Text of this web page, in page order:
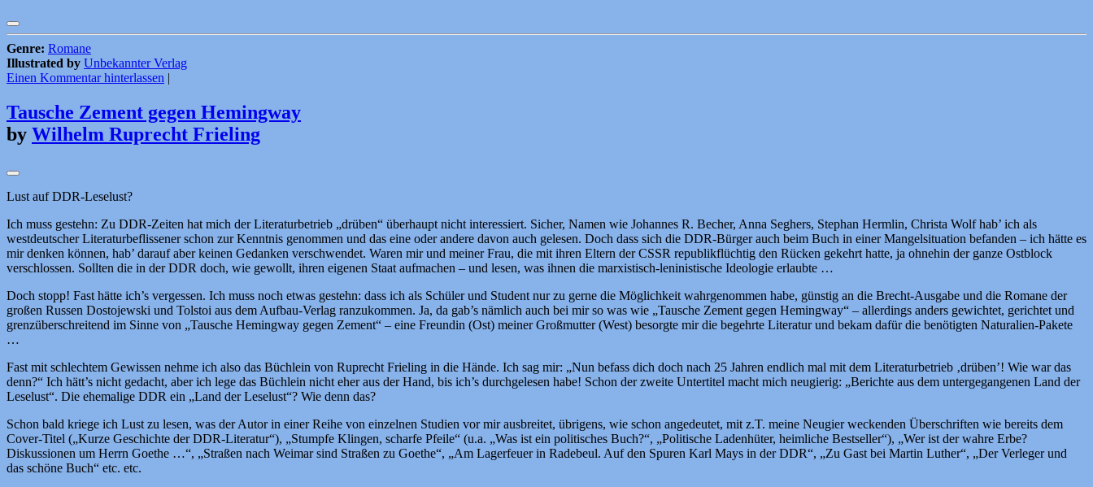
Genre: Romane
Illustrated by Unbekannter Verlag
Einen Kommentar hinterlassen |
Tausche Zement gegen Hemingway
by Wilhelm Ruprecht Frieling
Lust auf DDR-Leselust?
Ich muss gestehn: Zu DDR-Zeiten hat mich der Literaturbetrieb „drüben“ überhaupt nicht interessiert. Sicher, Namen wie Johannes R. Becher, Anna Seghers, Stephan Hermlin, Christa Wolf hab’ ich als
westdeutscher Literaturbeflissener schon zur Kenntnis genommen und das eine oder andere davon auch gelesen. Doch dass sich die DDR-Bürger auch beim Buch in einer Mangelsituation befanden – ich hätte es
mir denken können, hab’ darauf aber keinen Gedanken verschwendet. Waren mir und meiner Frau, die mit ihren Eltern der CSSR republikflüchtig den Rücken gekehrt hatte, ja ohnehin der ganze Ostblock
verschlossen. Sollten die in der DDR doch, wie gewollt, ihren eigenen Staat aufmachen – und lesen, was ihnen die marxistisch-leninistische Ideologie erlaubte …
Doch stopp! Fast hätte ich’s vergessen. Ich muss noch etwas gestehn: dass ich als Schüler und Student nur zu gerne die Möglichkeit wahrgenommen habe, günstig an die Brecht-Ausgabe und die Romane der
großen Russen Dostojewski und Tolstoi aus dem Aufbau-Verlag ranzukommen. Ja, da gab’s nämlich auch bei mir so was wie „Tausche Zement gegen Hemingway“ – allerdings anders gewichtet, gerichtet und
grenzüberschreitend im Sinne von „Tausche Hemingway gegen Zement“ – eine Freundin (Ost) meiner Großmutter (West) besorgte mir die begehrte Literatur und bekam dafür die benötigten Naturalien-Pakete
…
Fast mit schlechtem Gewissen nehme ich also das Büchlein von Ruprecht Frieling in die Hände. Ich sag mir: „Nun befass dich doch nach 25 Jahren endlich mal mit dem Literaturbetrieb ‚drüben’! Wie war das
denn?“ Ich hätt’s nicht gedacht, aber ich lege das Büchlein nicht eher aus der Hand, bis ich’s durchgelesen habe! Schon der zweite Untertitel macht mich neugierig: „Berichte aus dem untergegangenen Land der
Leselust“. Die ehemalige DDR ein „Land der Leselust“? Wie denn das?
Schon bald kriege ich Lust zu lesen, was der Autor in einer Reihe von einzelnen Studien vor mir ausbreitet, übrigens, wie schon angedeutet, mit z.T. meine Neugier weckenden Überschriften wie bereits dem
Cover-Titel („Kurze Geschichte der DDR-Literatur“), „Stumpfe Klingen, scharfe Pfeile“ (u.a. „Was ist ein politisches Buch?“, „Politische Ladenhüter, heimliche Bestseller“), „Wer ist der wahre Erbe?
Diskussionen um Herrn Goethe …“, „Straßen nach Weimar sind Straßen zu Goethe“, „Am Lagerfeuer in Radebeul. Auf den Spuren Karl Mays in der DDR“, „Zu Gast bei Martin Luther“, „Der Verleger und
das schöne Buch“ etc. etc.